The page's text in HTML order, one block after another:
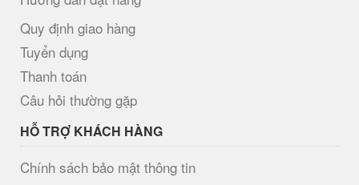
Quy định giao hàng
Tuyển dụng
Thanh toán
Câu hỏi thường gặp
HỖ TRỢ KHÁCH HÀNG
Chính sách bảo mật thông tin